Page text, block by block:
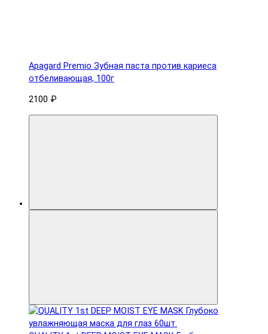
Apagard Premio Зубная паста против кариеса
отбеливающая, 100г
2100 ₽